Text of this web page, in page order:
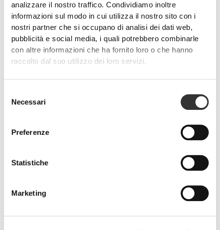
analizzare il nostro traffico. Condividiamo inoltre
informazioni sul modo in cui utilizza il nostro sito con i
nostri partner che si occupano di analisi dei dati web,
pubblicità e social media, i quali potrebbero combinarle
con altre informazioni che ha fornito loro o che hanno
raccolto dal suo utilizzo dei loro servizi.
delNecessari
Preferenze
Statistiche
Marketing
PRO•CGT 400 g CHF 12.90
Fai in modo da ottimizzare il tuo recupero muscolare, lubrificare le
articolazioni e proteggere il tuo corpo dalle infiammazioni usando i